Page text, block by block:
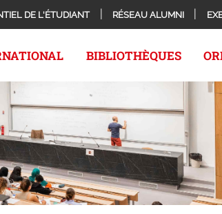
DE L'ÉTUDIANT RÉSEAU ALUMNI
BIBLIOTHÈQUES